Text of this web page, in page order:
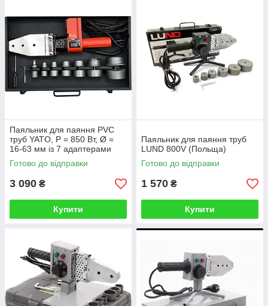
Паяльник для паяння PVC
труб YATO, P = 850 Вт, Ø =
16-63 мм із 7 адаптерами
Готово до відправки
3 090 ₴
Купити
Паяльник для паяння труб
LUND 800V (Польща)
Готово до відправки
1 570 ₴
Купити